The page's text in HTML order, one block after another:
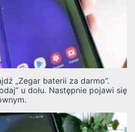
„Zegar baterii za darmo”.
u dołu. Następnie pojawi się